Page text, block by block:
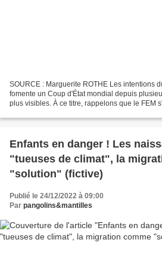
SOURCE : Marguerite ROTHE Les intentions
fomente un Coup d'État mondial depuis
plus visibles. À ce titre, rappelons que le FEM
Enfants en danger ! Les
"tueuses de climat", la migration comme
"solution" (fictive)
Publié le 24/12/2022 à 09:00
Par pangolins&mantilles